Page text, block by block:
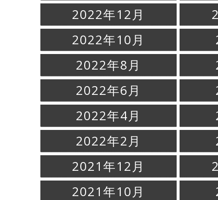
2022年12月
2022年10月
2022年8月
2022年6月
2022年4月
2022年2月
2021年12月
2021年10月